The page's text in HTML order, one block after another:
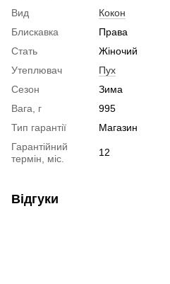
Вид
Кокон
Блискавка
Права
Стать
Жіночий
Утеплювач
Пух
Сезон
Зима
Вага, г
995
Тип гарантії
Магазин
Гарантійний
термін, міс.
12
Відгуки